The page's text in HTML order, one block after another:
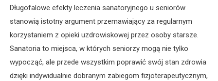
Długofalowe efekty leczenia sanatoryjnego u seniorów
stanowią istotny argument przemawiający za regularnym
korzystaniem z opieki uzdrowiskowej przez osoby starsze.
Sanatoria to miejsca, w których seniorzy mogą nie tylko
wypocząć, ale przede wszystkim poprawić swój stan zdrowia
dzięki indywidualnie dobranym zabiegom fizjoterapeutycznym,